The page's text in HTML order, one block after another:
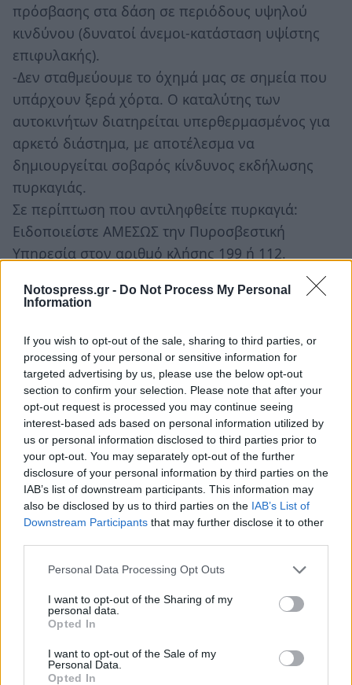
Notospress.gr - Do Not Process My Personal
Information
If you wish to opt-out of the sale, sharing to third parties, or
processing of your personal or sensitive information for
targeted advertising by us, please use the below opt-out
section to confirm your selection. Please note that after your
opt-out request is processed you may continue seeing
interest-based ads based on personal information utilized by
us or personal information disclosed to third parties prior to
your opt-out. You may separately opt-out of the further
disclosure of your personal information by third parties on the
IAB’s list of downstream participants. This information may
also be disclosed by us to third parties on the IAB’s List of
Downstream Participants that may further disclose it to other
Personal Data Processing Opt Outs
I want to opt-out of the Sharing of my
personal data.
Opted In
I want to opt-out of the Sale of my
Personal Data.
Opted In
πρόσβασης στα δάση σε περιόδους υψηλού
κινδύνου (δυνατοί άνεμοι-κατάσταση υψίστης
επιφυλακής).
-Δεν σταθμεύουμε το όχημά μας σε σημεία που
υπάρχουν ξερά χόρτα. Ο καταλύτης των
αυτοκινήτων διατηρείται υπερθερμασμένος για
αρκετό διάστημα, με αποτέλεσμα να
δημιουργείται σοβαρός κίνδυνος εκδήλωσης
πυρκαγιάς.
Σε περίπτωση που αντιληφθείτε πυρκαγιά:
Ειδοποιείστε ΑΜΕΣΩΣ την Πυροσβεστική
Υπηρεσία στον αριθμό κλήσης 199 ή 112.
Δώστε σαφείς πληροφορίες για την τοποθεσία
και το ακριβές σημείο που βρίσκεστε,
θέση που βλέπετε πυρκαγιά.
Περιγράψτε το είδος της βλάστησης που
καίγεται.
Προσδιορίστε την κατεύθυνση της πυρκαγιάς.
Για περισσότερες πληροφορίες και οδηγίες
αυτοπροστασίας από τους κινδύνους των
δασικών πυρκαγιών, οι πολίτες μπορούν να
επισκεφθούν την ιστοσελίδα της Γενικής
Γραμματείας Πολιτικής Προστασίας στην
και στην ιστοσελίδα του Δήμου www.e-patras.gr